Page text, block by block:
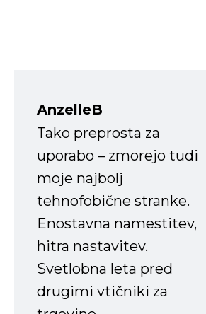
AnzelleB
Tako preprosta za
uporabo – zmorejo tudi
moje najbolj
tehnofobične stranke.
Enostavna namestitev,
hitra nastavitev.
Svetlobna leta pred
drugimi vtičniki za